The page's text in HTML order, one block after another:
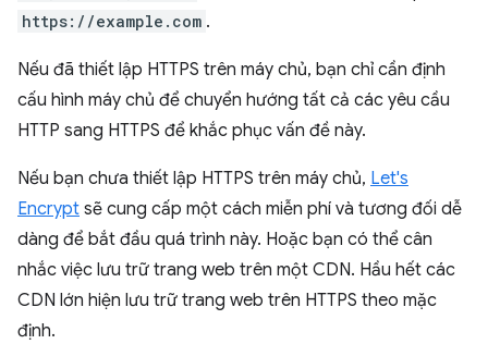
https://example.com .
Nếu đã thiết lập HTTPS trên máy chủ, bạn chỉ cần định
cấu hình máy chủ để chuyển hướng tất cả các yêu cầu
HTTP sang HTTPS để khắc phục vấn đề này.
Nếu bạn chưa thiết lập HTTPS trên máy chủ, Let's
Encrypt sẽ cung cấp một cách miễn phí và tương đối dễ
dàng để bắt đầu quá trình này. Hoặc bạn có thể cân
nhắc việc lưu trữ trang web trên một CDN. Hầu hết các
CDN lớn hiện lưu trữ trang web trên HTTPS theo mặc
định.